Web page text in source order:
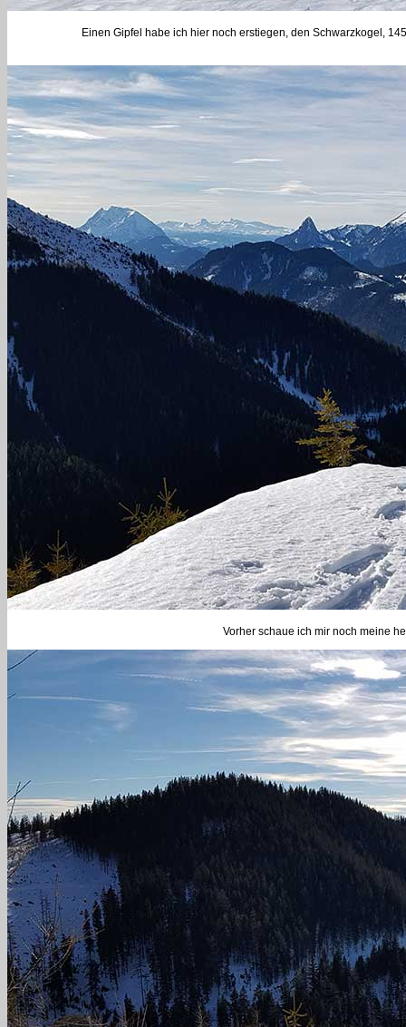
Einen Gipfel habe ich hier noch erstiegen, den Schwarzkogel,
Vorher schaue ich mir noch meine